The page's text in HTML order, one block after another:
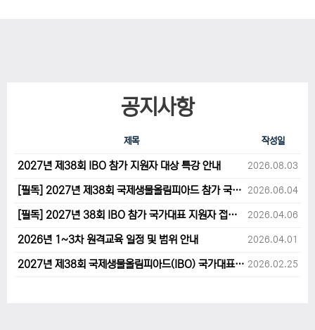
공지사항
제목 작성일
2027년 제38회 IBO 참가 지원자 대상 특강 안내 2026.08.03
[필독] 2027년 제38회 국제생물올림피아드 참가 국가대표 1차후보자 선발고사 범위 및 일정 안내 2026.06.04
[필독] 2027년 38회 IBO 참가 국가대표 지원자 접수 마감 및 원격교육 관련 공지사항 안내입니다. 2026.04.06
2026년 1~3차 원격교육 일정 및 범위 안내 2026.04.01
2027년 제38회 국제생물올림피아드(IBO) 국가대표 후보자 지원 안내 2026.02.25